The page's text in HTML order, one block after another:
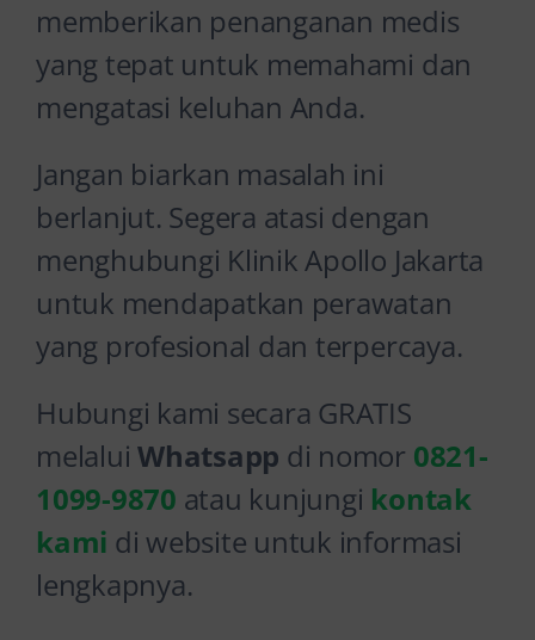
memberikan penanganan medis
yang tepat untuk memahami dan
mengatasi keluhan Anda.
Jangan biarkan masalah ini
berlanjut. Segera atasi dengan
menghubungi Klinik Apollo Jakarta
untuk mendapatkan perawatan
yang profesional dan terpercaya.
Hubungi kami secara GRATIS
melaluiWhatsapp di nomor 0821-
1099-9870 atau kunjungi kontak
kami di website untuk informasi
lengkapnya.